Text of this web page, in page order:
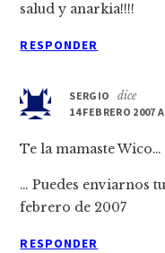
salud y anarkia!!!!
RESPONDER
SERGIO
dice
14 FEBRERO 2007
Te la mamaste Wico…
… Puedes enviarnos
febrero de 2007
RESPONDER